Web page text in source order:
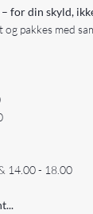
for din skyld,
pakkes med
14.00 - 18.00